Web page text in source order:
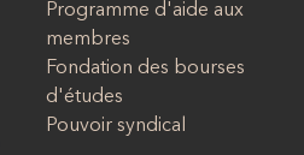
Programme d'aide aux
membres
Fondation des bourses
d'études
Pouvoir syndical